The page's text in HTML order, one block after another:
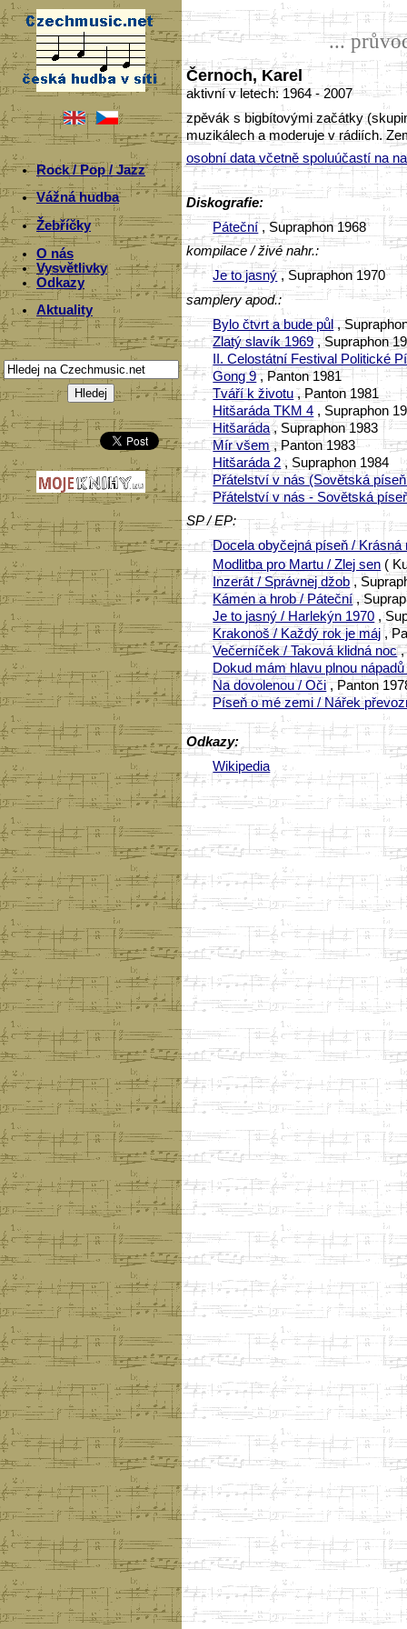
Rock / Pop / Jazz
Vážná hudba
Žebříčky
O nás
Vysvětlivky
Odkazy
Aktuality
...
Černoch, Karel
aktivní v letech: 1964 - 2007
zpěvák s bigbítovými začátky
muzikálech a moderuje v rádiích.
osobní data včetně spoluúčastí na
Diskografie:
Páteční, Supraphon 1968
kompilace / živé nahr.:
Je to jasný, Supraphon 1970
samplery apod.:
Bylo čtvrt a bude půl,
Zlatý slavík 1969, Supraphon
II. Celostátní Festival Politické
Gong 9, Panton 1981
Tváří k životu, Panton 1981
Hitšaráda TKM 4 , Supraphon
Hitšaráda, Supraphon 1983
Mír všem, Panton 1983
Hitšaráda 2, Supraphon 1984
Přátelství v nás (Sovětská
Přátelství v nás - Sovětská
SP / EP:
Docela obyčejná píseň / Krásná
Modlitba pro Martu / Zlej sen (
Inzerát / Správnej džob,
Kámen a hrob / Páteční,
Je to jasný / Harlekýn 1970 ,
Krakonoš / Každý rok je máj ,
Večerníček / Taková klidná noc,
Dokud mám hlavu plnou
Na dovolenou / Oči, Panton
Píseň o mé zemi / Nářek
Odkazy:
Wikipedia